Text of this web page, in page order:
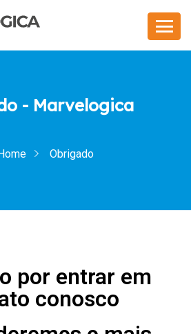
- Marvelogica
Obrigado
por entrar em
conosco